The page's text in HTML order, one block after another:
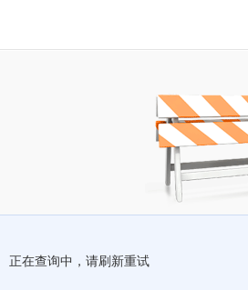
正在查询中，请刷新重试